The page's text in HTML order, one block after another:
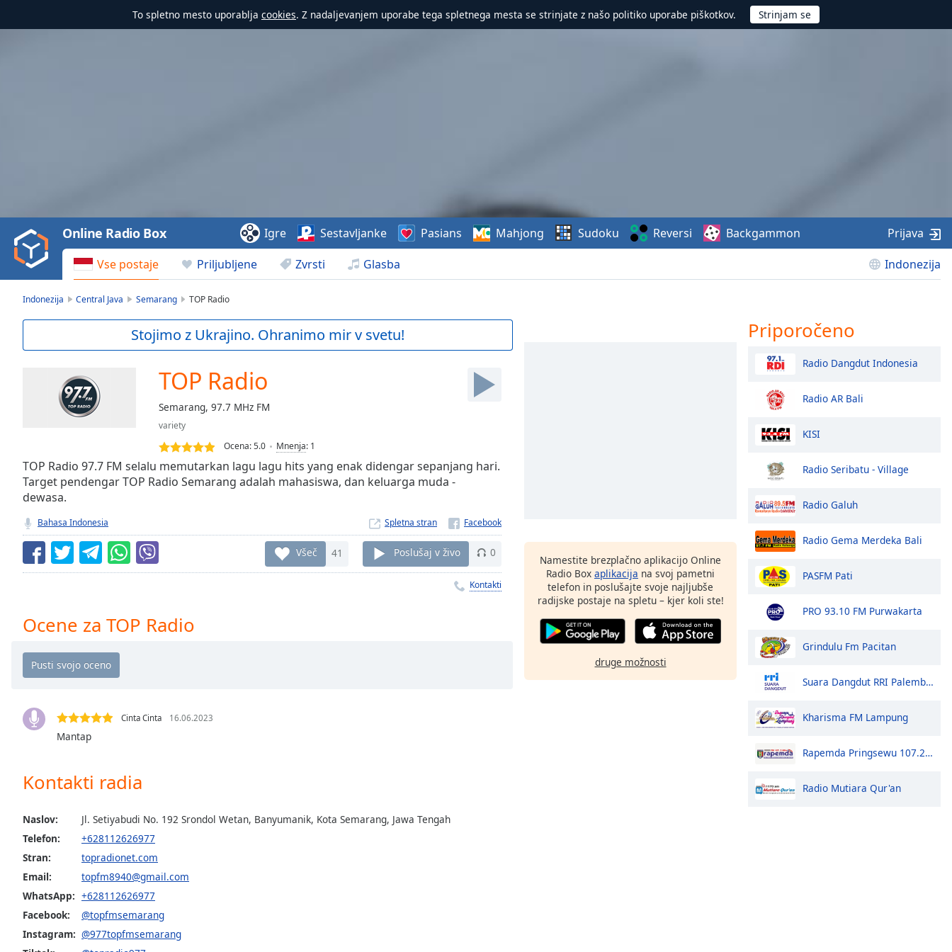
To spletno mesto uporablja cookies. Z nadaljevanjem uporabe tega spletnega mesta se strinjate z našo politiko uporabe piškotkov.
Video
Play
Backward
Skip
Current
Seek to
currently
behind
Remaining
Time-
Chapters
descriptions
off
Subtitles
settings
opens
subtitles
dialog
subtitles
off,
selected
Vse postaje Priljubljene Zvrsti Glasba Indonezija
Online Radio Box Igre Sestavljanke Pasians Mahjong Sudoku Reversi Backgammon Prijava
Indonezija Central Java Semarang TOP Radio
Stojimo z Ukrajino. Ohranimo mir v svetu!
TOP Radio
Semarang, 97.7 MHz FM
variety
Ocena:5.0 Mnenja: 1
TOP Radio 97.7 FM selalu memutarkan lagu lagu hits yang enak didengar sepanjang hari.
Target pendengar TOP Radio Semarang adalah mahasiswa, dan keluarga muda -
dewasa.
Bahasa Indonesia Spletna stran
Všeč 41 Poslušaj v živo 0
Kontakti
Ocene za TOP Radio
Cinta Cinta 16.06.2023
Mantap
Kontakti radia
Naslov:
Jl. Setiyabudi No. 192 Srondol Wetan, Banyumanik, Kota Semarang, Jawa Tengah
Telefon:
+628112626977
Stran:
topradionet.com
Email:
topfm8940@gmail.com
WhatsApp: +628112626977
Facebook:
@topfmsemarang
Instagram: @977topfmsemarang
Namestite brezplačno aplikacijo Online
Radio Box aplikacija na svoj pametni
telefon in poslušajte svoje najljubše
radijske postaje na spletu – kjer koli ste!
druge možnosti
Priporočeno
Radio Dangdut Indonesia
Radio AR Bali
KISI
Radio Seribatu - Village
Radio Galuh
Radio Gema Merdeka Bali
PASFM Pati
PRO 93.10 FM Purwakarta
Grindulu Fm Pacitan
Suara Dangdut RRI Palembang
Kharisma FM Lampung
Rapemda Pringsewu 107.2 FM
Radio Mutiara Qur'an